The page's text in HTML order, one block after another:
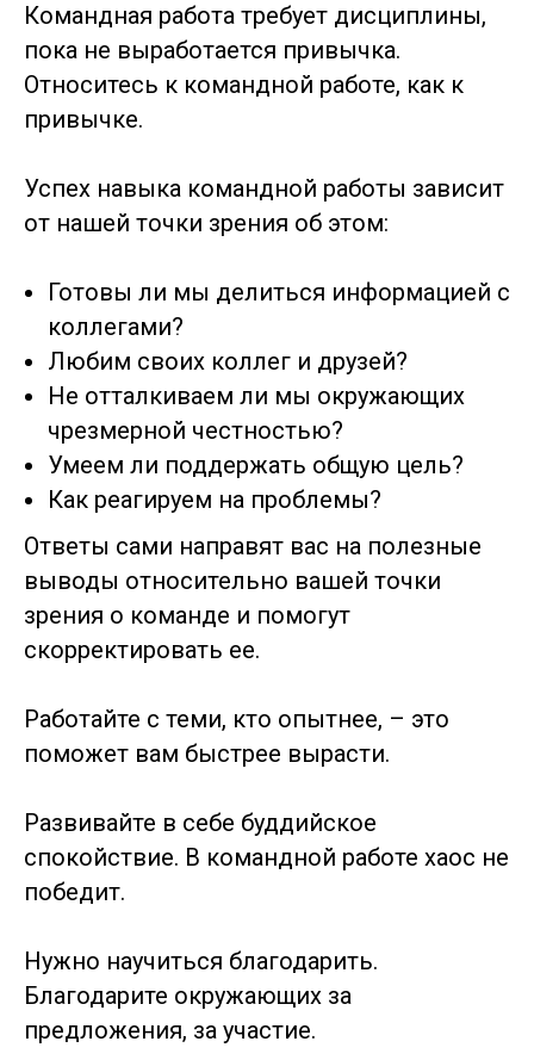
Командная работа требует дисциплины,
пока не выработается привычка.
Относитесь к командной работе, как к
привычке.
Успех навыка командной работы зависит
от нашей точки зрения об этом:
Готовы ли мы делиться информацией с
коллегами?
Любим своих коллег и друзей?
Не отталкиваем ли мы окружающих
чрезмерной честностью?
Умеем ли поддержать общую цель?
Как реагируем на проблемы?
Ответы сами направят вас на полезные
выводы относительно вашей точки
зрения о команде и помогут
скорректировать ее.
Работайте с теми, кто опытнее, – это
поможет вам быстрее вырасти.
Развивайте в себе буддийское
спокойствие. В командной работе хаос не
победит.
Нужно научиться благодарить.
Благодарите окружающих за
предложения, за участие.